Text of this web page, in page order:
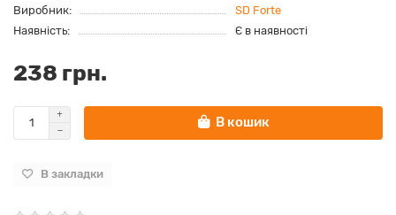
Виробник:
SD Forte
Наявність:
Є в наявності
238 грн.
В кошик
В закладки